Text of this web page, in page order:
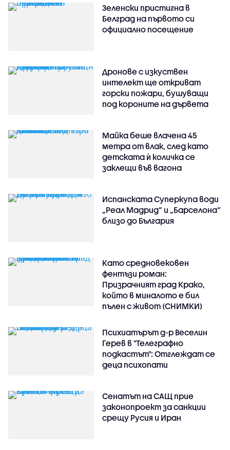
Зеленски пристигна в
Белград на първото си
официално посещение
Дронове с изкуствен
интелект ще откриват
горски пожари, бушуващи
под короните на дървета
Майка беше влачена 45
метра от влак, след като
детската ѝ количка се
заклещи във вагона
Испанската Суперкупа води
„Реал Мадрид“ и „Барселона“
близо до България
Като средновековен
фентъзи роман:
Призрачният град Крако,
който в миналото е бил
пълен с живот (СНИМКИ)
Психиатърът д-р Веселин
Герев в "Телеграфно
подкастът": Отглеждат се
деца психопати
Сенатът на САЩ прие
законопроект за санкции
срещу Русия и Иран